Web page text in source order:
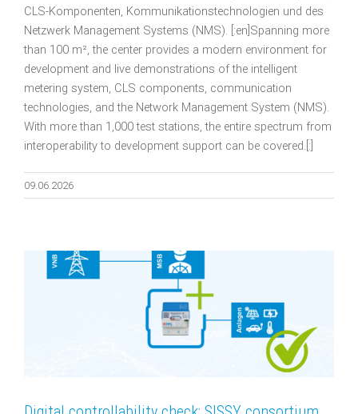
CLS-Komponenten, Kommunikationstechnologien und des
Netzwerk Management Systems (NMS). [:en]Spanning more
than 100 m², the center provides a modern environment for
development and live demonstrations of the intelligent
metering system, CLS components, communication
technologies, and the Network Management System (NMS).
With more than 1,000 test stations, the entire spectrum from
interoperability to development support can be covered.[:]
09.06.2026